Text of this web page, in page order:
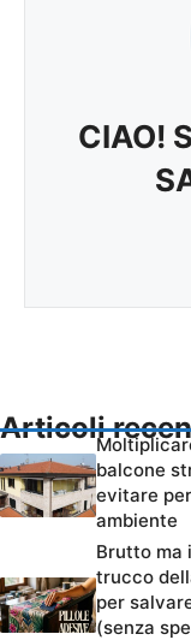
CIAO!
Articoli
balcone
evitare
ambiente
Brutto ma
trucco
per
(senza